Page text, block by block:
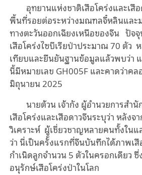
อุทยานแห่งชาติเสือโคร่งและเสื
พื้นที่รอยต่อระหว่างมณฑลจี๋หลินและ
ทางตะวันออกเฉียงเหนือของจีน ปั
เสือโคร่งไซบีเรียป่าประมาณ 70 ตัว
เทียบและยืนยันฐานข้อมูลแล้วพบว่า
นี้มีหมายเลข GH005F และคาดว่าค
มิถุนายน 2025
นายต้วน เจ้ากัง ผู้อํานวยการสํา
เสือโคร่งและเสือดาวจีนระบุว่า หลังจ
วิเคราะห์ ผู้เชี่ยวชาญหลายคนทั้งใน
ว่า นี่เป็นครั้งแรกที่จีนบันทึกได้ภาพเสื
กําเนิดลูกจำนวน 5 ตัวในครอกเดียว
อนุรักษ์เสือโคร่งป่าในโลก